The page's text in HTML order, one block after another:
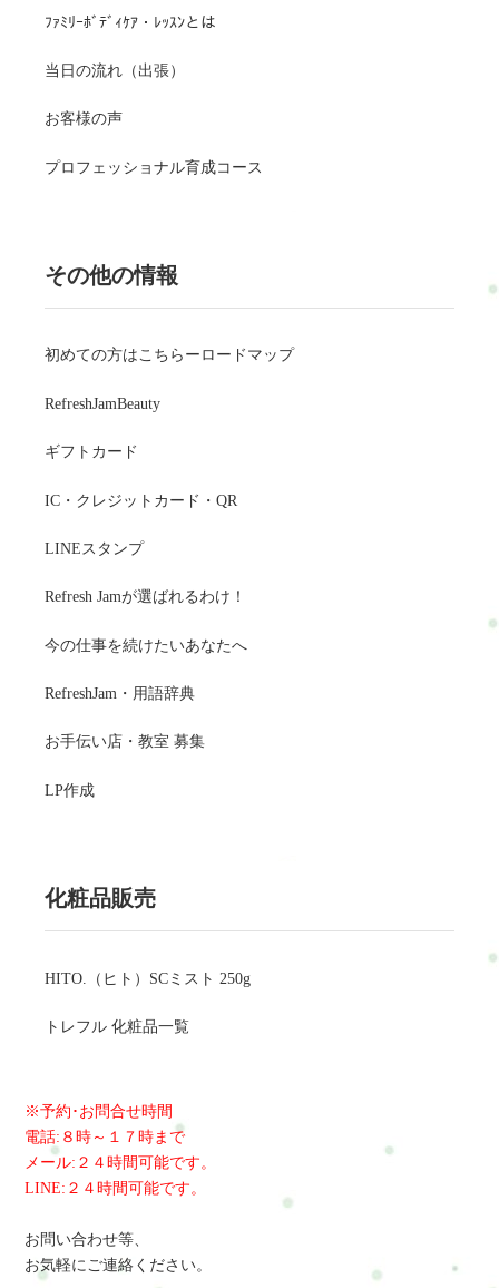
ﾌｧﾐﾘｰﾎﾞﾃﾞｨｹｱ・ﾚｯｽﾝとは
当日の流れ（出張）
お客様の声
プロフェッショナル育成コース
その他の情報
初めての方はこちらーロードマップ
RefreshJamBeauty
ギフトカード
IC・クレジットカード・QR
LINEスタンプ
Refresh Jamが選ばれるわけ！
今の仕事を続けたいあなたへ
RefreshJam・用語辞典
お手伝い店・教室 募集
LP作成
化粧品販売
HITO.（ヒト）SCミスト 250g
トレフル 化粧品一覧
※予約･お問合せ時間
電話:８時～１７時まで
メール:２４時間可能です。
LINE:２４時間可能です。
お問い合わせ等、
お気軽にご連絡ください。